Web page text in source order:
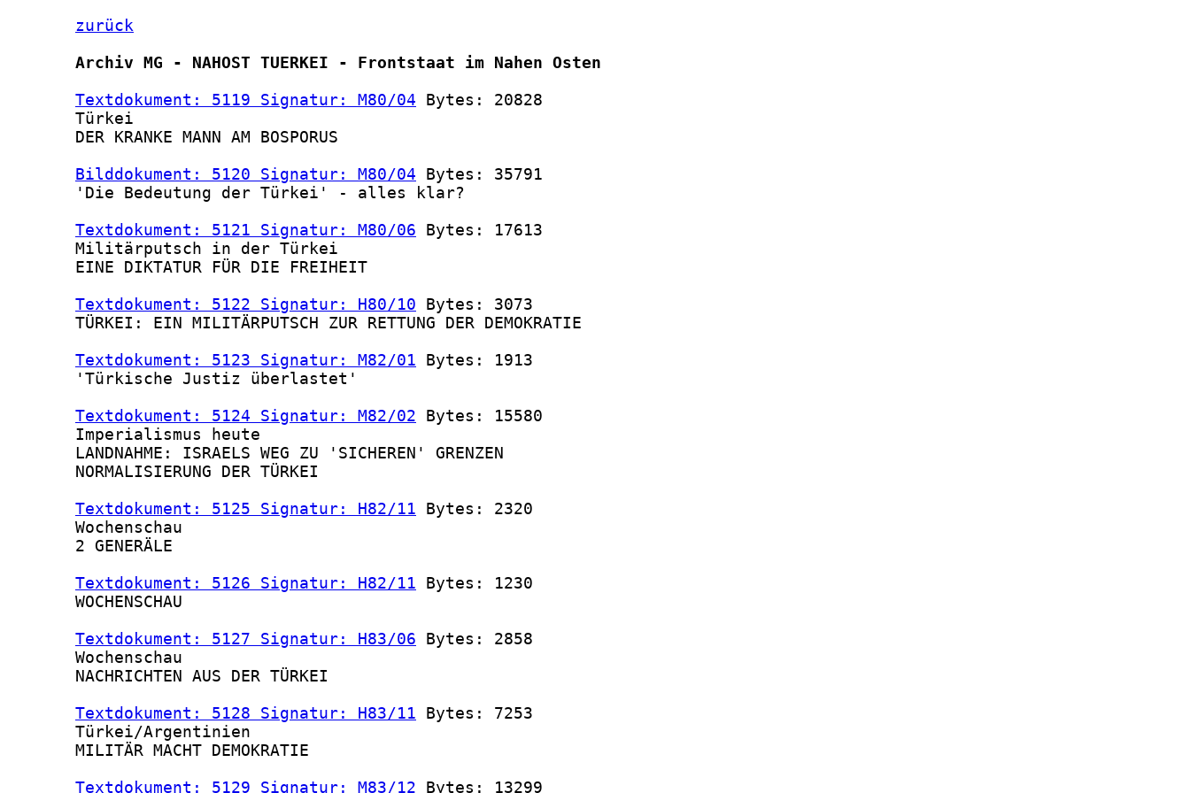
zurück
Archiv MG - NAHOST TUERKEI - Frontstaat im Nahen Osten
Textdokument: 5119 Signatur: M80/04 Bytes: 20828
       Türkei
       DER KRANKE MANN AM BOSPORUS
Bilddokument: 5120 Signatur: M80/04 Bytes: 35791
       'Die Bedeutung der Türkei' - alles klar?
Textdokument: 5121 Signatur: M80/06 Bytes: 17613
       Militärputsch in der Türkei
       EINE DIKTATUR FÜR DIE FREIHEIT
Textdokument: 5122 Signatur: H80/10 Bytes: 3073
       TÜRKEI: EIN MILITÄRPUTSCH ZUR RETTUNG DER DEMOKRATIE
Textdokument: 5123 Signatur: M82/01 Bytes: 1913
       'Türkische Justiz überlastet'
Textdokument: 5124 Signatur: M82/02 Bytes: 15580
       Imperialismus heute
       LANDNAHME: ISRAELS WEG ZU 'SICHEREN' GRENZEN
       NORMALISIERUNG DER TÜRKEI
Textdokument: 5125 Signatur: H82/11 Bytes: 2320
       Wochenschau
       2 GENERÄLE
Textdokument: 5126 Signatur: H82/11 Bytes: 1230
       WOCHENSCHAU
Textdokument: 5127 Signatur: H83/06 Bytes: 2858
       Wochenschau
       NACHRICHTEN AUS DER TÜRKEI
Textdokument: 5128 Signatur: H83/11 Bytes: 7253
       Türkei/Argentinien
       MILITÄR MACHT DEMOKRATIE
Textdokument: 5129 Signatur: M83/12 Bytes: 13299